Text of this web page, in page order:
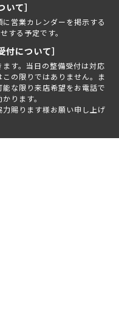
いて］
営業カレンダーを掲示する
する予定です。
付について］
す。当日の整備受付は対応
の限りではありません。ま
な限り来店希望をお電話で
ります。
賜ります様お願い申し上げ